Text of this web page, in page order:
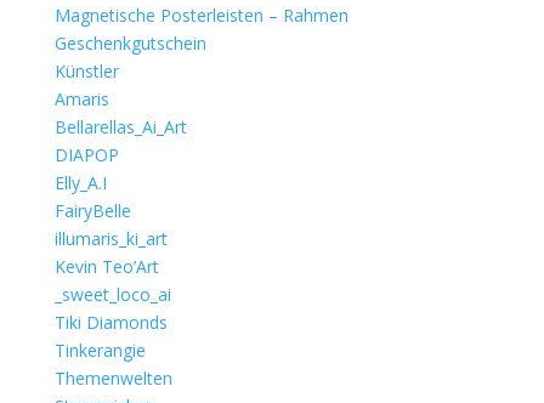
Magnetische Posterleisten – Rahmen
Geschenkgutschein
Künstler
Amaris
Bellarellas_Ai_Art
DIAPOP
Elly_A.I
FairyBelle
illumaris_ki_art
Kevin Teo’Art
_sweet_loco_ai
Tiki Diamonds
Tinkerangie
Themenwelten